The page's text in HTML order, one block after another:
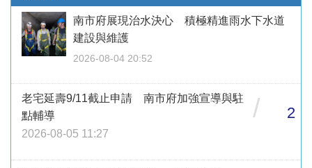
南市府展現治水決心 積極精進雨水下水道
建設與維護
2026-08-04 20:52
老宅延壽9/11截止申請 南市府加強宣導與駐
點輔導
2026-08-05 11:27
/ 2